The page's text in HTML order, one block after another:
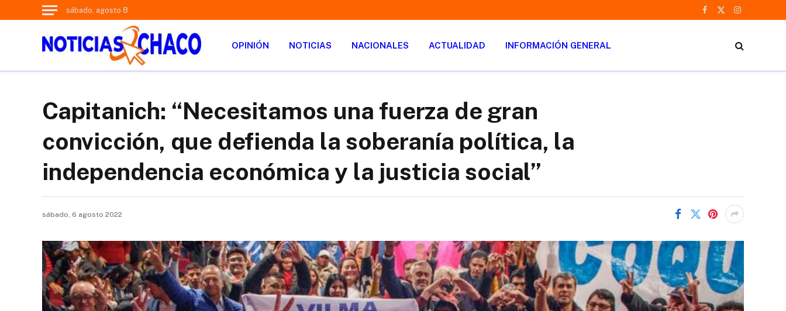
sábado, agosto 8
Facebook
X
Instagram
OPINIÓN NOTICIAS NACIONALES ACTUALIDAD INFORMACIÓN GENERAL
Capitanich: “Necesitamos una fuerza de gran
convicción, que defienda la soberanía política, la
independencia económica y la justicia social”
sábado, 6 agosto 2022